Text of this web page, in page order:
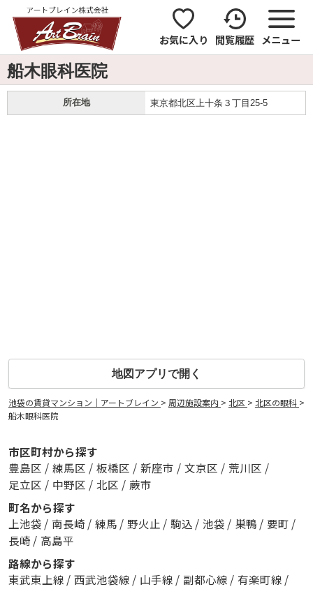
お気に入り 閲覧履歴 メニュー
船木眼科医院
所在地 東京都北区上十条３丁目25-5
地図アプリで開く
池袋の賃貸マンション｜アートブレイン > 周辺施設案内 > 北区 > 北区の眼科 >
船木眼科医院
市区町村から探す
豊島区 / 練馬区 / 板橋区 / 新座市 / 文京区 / 荒川区 /
足立区 / 中野区 / 北区 / 蕨市
町名から探す
上池袋 / 南長崎 / 練馬 / 野火止 / 駒込 / 池袋 / 巣鴨 / 要町 /
長崎 / 高島平
路線から探す
東武東上線 / 西武池袋線 / 山手線 / 副都心線 / 有楽町線 /